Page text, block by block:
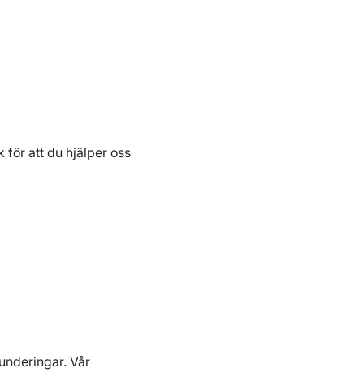
för att du hjälper oss
Vår